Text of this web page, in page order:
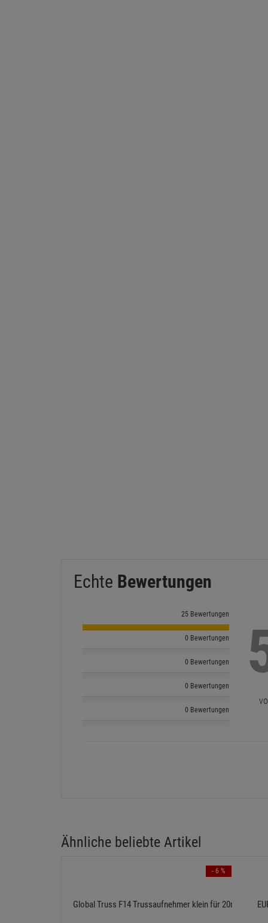
Echte Bewertungen
25 Bewertungen
0 Bewertungen
0 Bewertungen
0 Bewertungen
0 Bewertungen
Ähnliche beliebte Artikel
Global Truss F14 Trussaufnehmer klein für 20mm Rohr
- 6 %